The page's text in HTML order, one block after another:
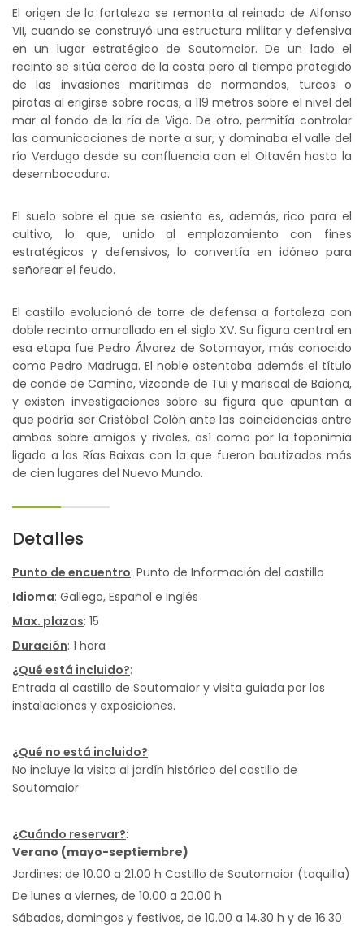
El origen de la fortaleza se remonta al reinado de Alfonso
VII, cuando se construyó una estructura militar y defensiva
en un lugar estratégico de Soutomaior. De un lado el
recinto se sitúa cerca de la costa pero al tiempo protegido
de las invasiones marítimas de normandos, turcos o
piratas al erigirse sobre rocas, a 119 metros sobre el nivel del
mar al fondo de la ría de Vigo. De otro, permitía controlar
las comunicaciones de norte a sur, y dominaba el valle del
río Verdugo desde su confluencia con el Oitavén hasta la
desembocadura.
El suelo sobre el que se asienta es, además, rico para el
cultivo, lo que, unido al emplazamiento con fines
estratégicos y defensivos, lo convertía en idóneo para
señorear el feudo.
El castillo evolucionó de torre de defensa a fortaleza con
doble recinto amurallado en el siglo XV. Su figura central en
esa etapa fue Pedro Álvarez de Sotomayor, más conocido
como Pedro Madruga. El noble ostentaba además el título
de conde de Camiña, vizconde de Tui y mariscal de Baiona,
y existen investigaciones sobre su figura que apuntan a
que podría ser Cristóbal Colón ante las coincidencias entre
ambos sobre amigos y rivales, así como por la toponimia
ligada a las Rías Baixas con la que fueron bautizados más
de cien lugares del Nuevo Mundo.
Detalles
Punto de encuentro: Punto de Información del castillo
Idioma: Gallego, Español e Inglés
Max. plazas: 15
Duración: 1 hora
¿Qué está incluido?:
Entrada al castillo de Soutomaior y visita guiada por las
instalaciones y exposiciones.
¿Qué no está incluido?:
No incluye la visita al jardín histórico del castillo de
Soutomaior
¿Cuándo reservar?:
Verano (mayo-septiembre)
Jardines: de 10.00 a 21.00 h Castillo de Soutomaior (taquilla)
De lunes a viernes, de 10.00 a 20.00 h
Sábados, domingos y festivos, de 10.00 a 14.30 h y de 16.30